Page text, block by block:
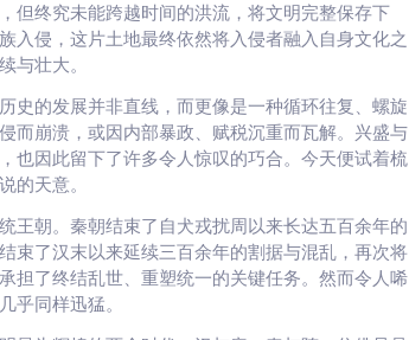
但终究未能跨越时间的洪流，将文明完整保存下
入侵，这片土地最终依然将入侵者融入自身文化之
与壮大。
史的发展并非直线，而更像是一种循环往复、螺旋
崩溃，或因内部暴政、赋税沉重而瓦解。兴盛与
也因此留下了许多令人惊叹的巧合。今天便试着梳
的天意。
王朝。秦朝结束了自犬戎扰周以来长达五百余年的
束了汉末以来延续三百余年的割据与混乱，再次将
担了终结乱世、重塑统一的关键任务。然而令人唏
乎同样迅猛。